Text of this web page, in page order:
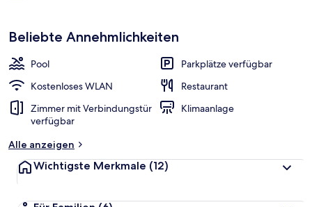
Beliebte Annehmlichkeiten
Pool
Parkplätze verfügbar
Kostenloses WLAN
Restaurant
Zimmer mit Verbindungstür
verfügbar
Klimaanlage
Alle anzeigen
Wichtigste Merkmale (12)